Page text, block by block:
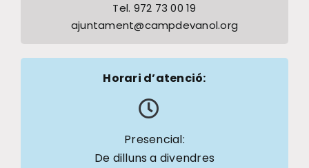
Tel. 972 73 00 19
ajuntament@campdevanol.org
Horari d’atenció:
Presencial:
De dilluns a divendres